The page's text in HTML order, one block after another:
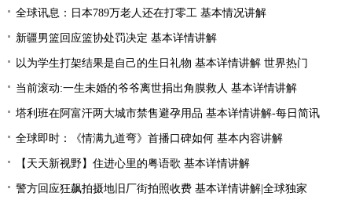
全球讯息：日本789万老人还在打零工 基本情况讲解
新疆男篮回应篮协处罚决定 基本详情讲解
以为学生打架结果是自己的生日礼物 基本详情讲解 世界热门
当前滚动:一生未婚的爷爷离世捐出角膜救人 基本详情讲解
塔利班在阿富汗两大城市禁售避孕用品 基本详情讲解-每日简讯
全球即时：《情满九道弯》首播口碑如何 基本内容讲解
【天天新视野】住进心里的粤语歌 基本详情讲解
警方回应狂飙拍摄地旧厂街拍照收费 基本详情讲解|全球独家